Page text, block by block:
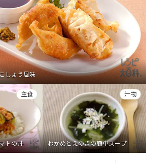
問い合わせ
なす トマト
とうもろこし
みょうが ゴーヤ
しょう風味
トの丼
主食
わかめとえのきの簡単スープ
汁物